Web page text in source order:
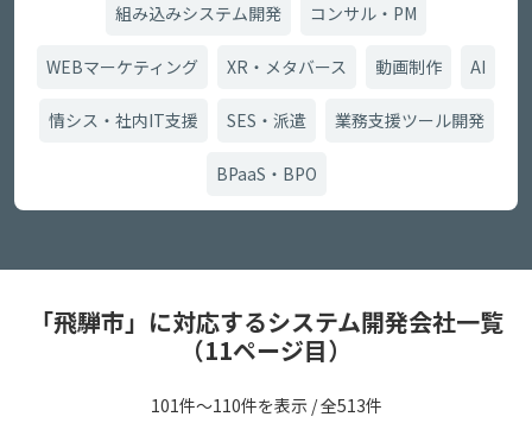
組み込みシステム開発 コンサル・PM
WEBマーケティング XR・メタバース 動画制作 AI
情シス・社内IT支援 SES・派遣 業務支援ツール開発
BPaaS・BPO
「飛騨市」に対応するシステム開発会社一覧
（11ページ目）
101件〜110件を表示 / 全513件